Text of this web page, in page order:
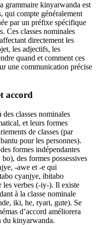
grammaire kinyarwanda est
qui compte généralement
par un préfixe spécifique
Ces classes nominales
directement les
les adjectifs, les
quand et comment ces
une communication précise
accord
classes nominales
et leurs formes
de classes (par
pour les personnes).
formes indépendantes
des formes possessives
-awe et -e qui
cyanjye, ibitabo
les verbes (-iy-). Il existe
à la classe nominale
iki, he, ryari, gute). Se
d’accord améliorera
du kinyarwanda.